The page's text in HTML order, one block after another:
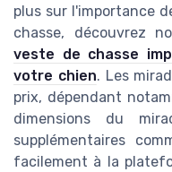
plus sur l'importance
chasse, découvrez
veste de chasse
votre chien. Les
prix, dépendant
dimensions du
supplémentaires
facilement à la